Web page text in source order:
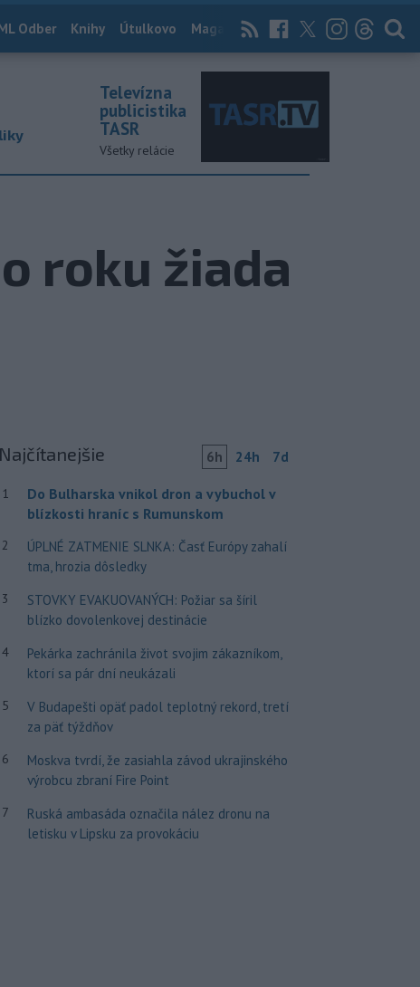
Odber Knihy Útulkovo Magazín News Now Archív
Televízna
publicistika
TASR
Všetky relácie
roku žiada
Najčítanejšie 6h 24h 7d
1
Do Bulharska vnikol dron a vybuchol v
blízkosti hraníc s Rumunskom
2
ÚPLNÉ ZATMENIE SLNKA: Časť Európy zahalí
tma, hrozia dôsledky
3
STOVKY EVAKUOVANÝCH: Požiar sa šíril
blízko dovolenkovej destinácie
4
Pekárka zachránila život svojim zákazníkom,
ktorí sa pár dní neukázali
5
V Budapešti opäť padol teplotný rekord, tretí
za päť týždňov
6
Moskva tvrdí, že zasiahla závod ukrajinského
výrobcu zbraní Fire Point
7
Ruská ambasáda označila nález dronu na
letisku v Lipsku za provokáciu